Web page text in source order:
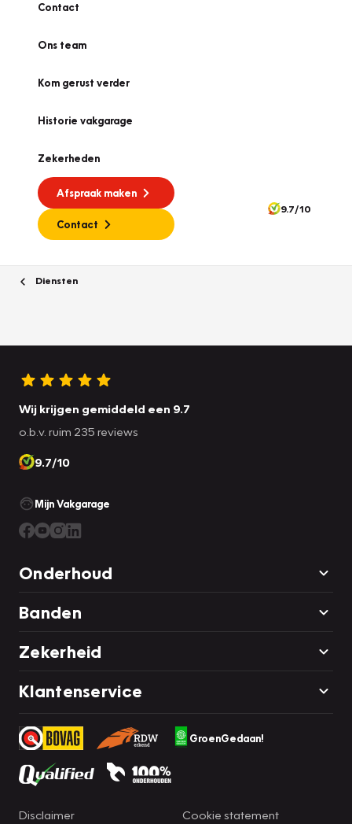
Contact
Ons team
Kom gerust verder
Historie vakgarage
Zekerheden
Afspraak maken
Contact
9.7/10
Diensten
Wij krijgen gemiddeld een 9.7
o.b.v. ruim 235 reviews
9.7/10
Mijn Vakgarage
Onderhoud
Banden
Zekerheid
Klantenservice
GroenGedaan!
Disclaimer Cookie statement